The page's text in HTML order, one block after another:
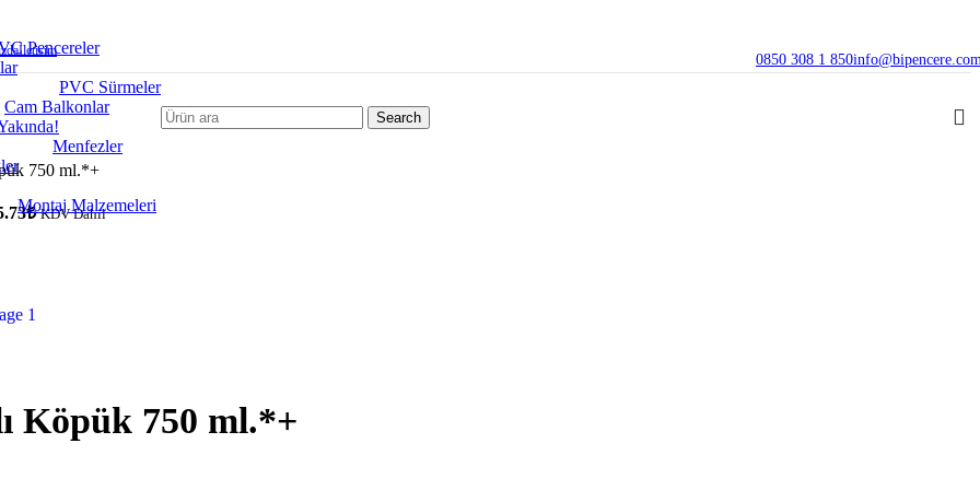
İletisim
0850 308 1 850
Pencereler
PVC Sürmeler
Cam Balkonlar
Menfezler
Montaj Malzemeleri
Search
750 ml.*+
₺ KDV Dahil
Köpük 750 ml.*+